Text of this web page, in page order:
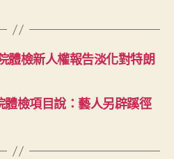
體檢新人權報告淡化對特朗
檢項目說：藝人另辟蹊徑